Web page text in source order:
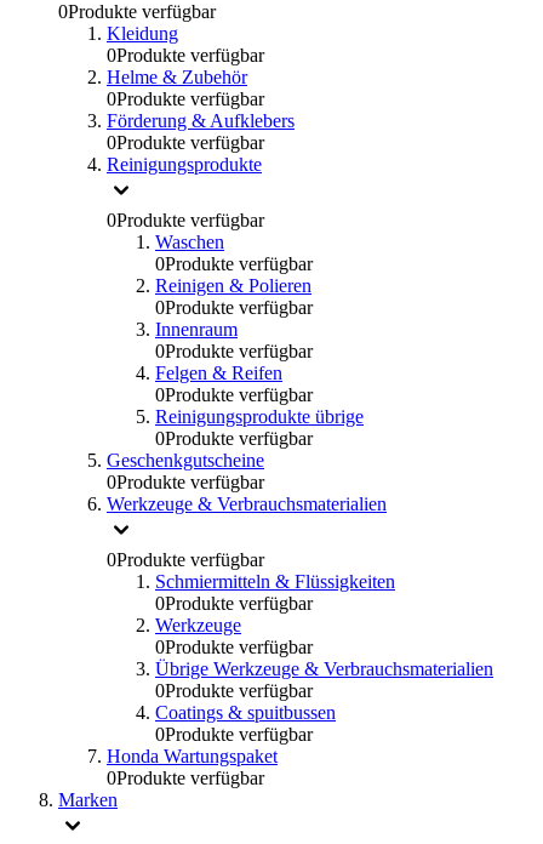
0Produkte verfügbar
Kleidung
0Produkte verfügbar
Helme & Zubehör
0Produkte verfügbar
Förderung & Aufklebers
0Produkte verfügbar
Reinigungsprodukte
0Produkte verfügbar
Waschen
0Produkte verfügbar
Reinigen & Polieren
0Produkte verfügbar
Innenraum
0Produkte verfügbar
Felgen & Reifen
0Produkte verfügbar
Reinigungsprodukte übrige
0Produkte verfügbar
Geschenkgutscheine
0Produkte verfügbar
Werkzeuge & Verbrauchsmaterialien
0Produkte verfügbar
Schmiermitteln & Flüssigkeiten
0Produkte verfügbar
Werkzeuge
0Produkte verfügbar
Übrige Werkzeuge & Verbrauchsmaterialien
0Produkte verfügbar
Coatings & spuitbussen
0Produkte verfügbar
Honda Wartungspaket
0Produkte verfügbar
Marken